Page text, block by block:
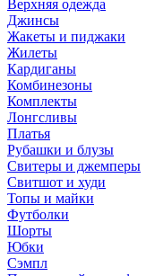
Верхняя одежда
Джинсы
Жакеты и пиджаки
Жилеты
Кардиганы
Комбинезоны
Комплекты
Лонгсливы
Платья
Рубашки и блузы
Свитеры и джемперы
Свитшот и худи
Топы и майки
Футболки
Шорты
Юбки
Сэмпл